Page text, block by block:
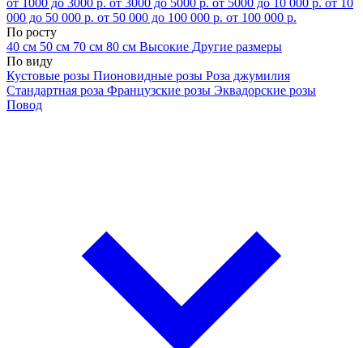
от 1000 до 3000 р. от 3000 до 5000 р. от 5000 до 10 000 р. от 10
000 до 50 000 р. от 50 000 до 100 000 р. от 100 000 р.
По росту
40 см 50 см 70 см 80 см Высокие Другие размеры
По виду
Кустовые розы Пионовидные розы Роза джумилия
Стандартная роза Французские розы Эквадорские розы
Повод